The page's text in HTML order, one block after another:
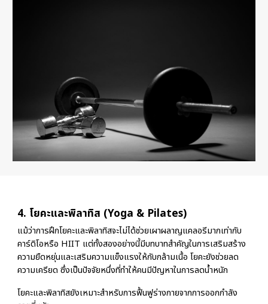
4. โยคะและพิลาทิส (Yoga & Pilates)
แม้ว่าการฝึกโยคะและพิลาทิสจะไม่ได้ช่วยเผาผลาญแคลอรีมากเท่ากับ
คาร์ดิโอหรือ HIIT แต่ทั้งสองอย่างนี้มีบทบาทสำคัญในการเสริมสร้าง
ความยืดหยุ่นและเสริมความแข็งแรงให้กับกล้ามเนื้อ โยคะยังช่วยลด
ความเครียด ซึ่งเป็นปัจจัยหนึ่งที่ทำให้คนมีปัญหาในการลดน้ำหนัก
โยคะและพิลาทิสยังเหมาะสำหรับการฟื้นฟูร่างกายจากการออกกำลัง